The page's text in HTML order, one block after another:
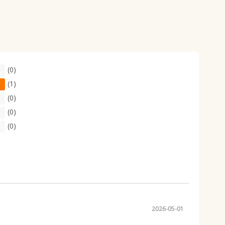
(0)
(1)
(0)
(0)
(0)
2026-05-01